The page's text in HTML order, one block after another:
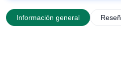
Información general